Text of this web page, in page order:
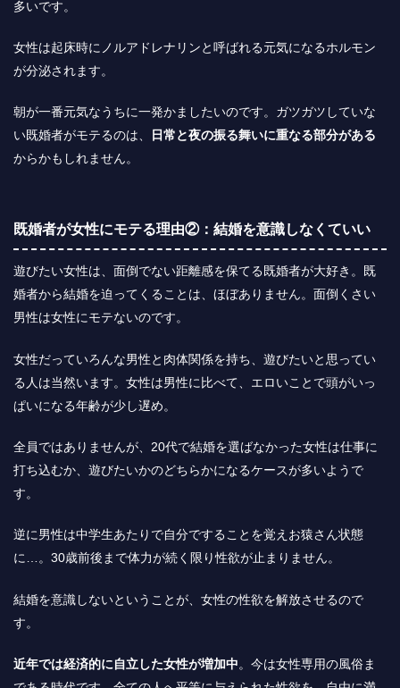
多いです。
女性は起床時にノルアドレナリンと呼ばれる元気になるホルモン
が分泌されます。
朝が一番元気なうちに一発かましたいのです。ガツガツしていな
い既婚者がモテるのは、
日常と夜の振る舞いに重なる部分がある
からかもしれません。
既婚者が女性にモテる理由②：結婚を意識しなくていい
遊びたい女性は、面倒でない距離感を保てる既婚者が大好き。既
婚者から結婚を迫ってくることは、ほぼありません。面倒くさい
男性は女性にモテないのです。
女性だっていろんな男性と肉体関係を持ち、遊びたいと思ってい
る人は当然います。女性は男性に比べて、エロいことで頭がいっ
ぱいになる年齢が少し遅め。
全員ではありませんが、20代で結婚を選ばなかった女性は仕事に
打ち込むか、遊びたいかのどちらかになるケースが多いようで
す。
逆に男性は中学生あたりで自分ですることを覚えお猿さん状態
に…。30歳前後まで体力が続く限り性欲が止まりません。
結婚を意識しないということが、女性の性欲を解放させるので
す。
近年では経済的に自立した女性が増加中。今は女性専用の風俗ま